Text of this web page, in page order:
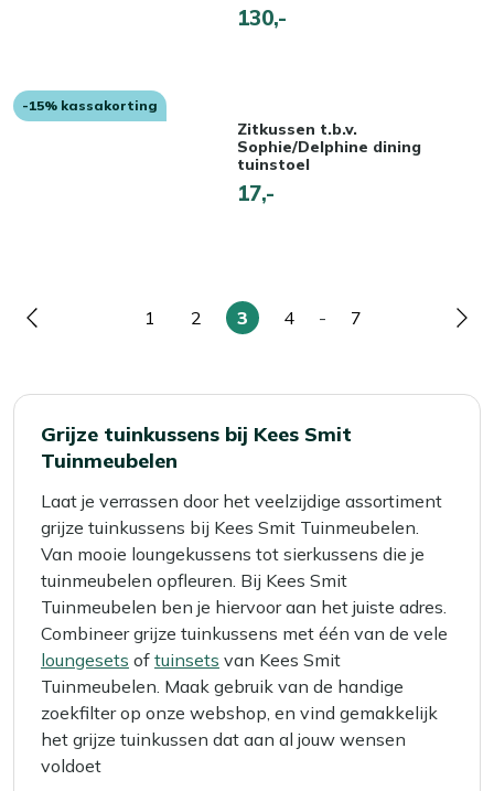
130,-
-15% kassakorting
Zitkussen t.b.v.
Sophie/Delphine dining
tuinstoel
17,-
Pagina Pagina
1
Pagina
2
U
3
Pagina
4 -
Pagina
7
Grijze tuinkussens bij Kees Smit
Tuinmeubelen
Laat je verrassen door het veelzijdige assortiment
grijze tuinkussens bij Kees Smit Tuinmeubelen.
Van mooie loungekussens tot sierkussens die je
tuinmeubelen opfleuren. Bij Kees Smit
Tuinmeubelen ben je hiervoor aan het juiste adres.
Combineer grijze tuinkussens met één van de vele
loungesets of tuinsets van Kees Smit
Tuinmeubelen. Maak gebruik van de handige
zoekfilter op onze webshop, en vind gemakkelijk
het grijze tuinkussen dat aan al jouw wensen
voldoet